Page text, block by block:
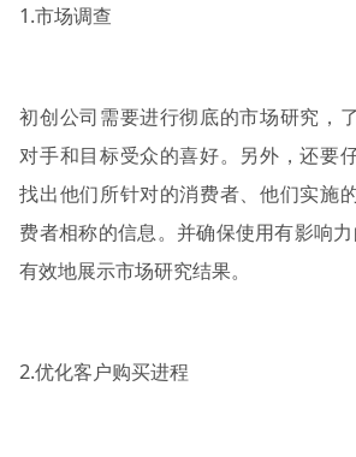
1.市场调查
初创公司需要进行彻底的市场研究，
对手和目标受众的喜好。另外，还要
找出他们所针对的消费者、他们实施
费者相称的信息。并确保使用有影响
有效地展示市场研究结果。
2.优化客户购买进程